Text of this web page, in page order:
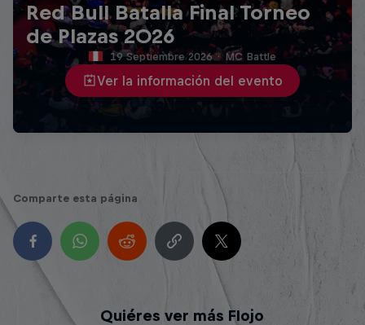
Red Bull Batalla Final Torneo
de Plazas 2026
Ver la información del evento
19 Septiembre 2026 · MC Battle
Comparte esta página
Quiéres ver más Flojo